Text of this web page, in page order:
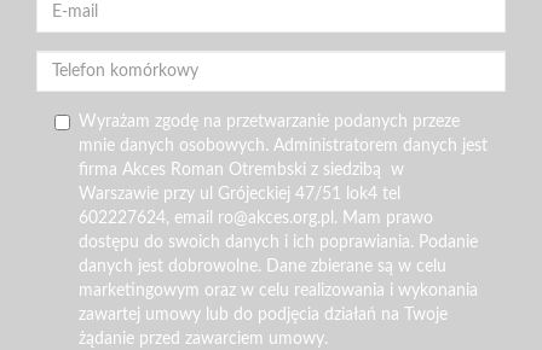
Wyrażam zgodę na przetwarzanie podanych przeze
mnie danych osobowych. Administratorem danych jest
firma Akces Roman Otrembski z siedzibą w
Warszawie przy ul Grójeckiej 47/51 lok4 tel
602227624, email ro@akces.org.pl. Mam prawo
dostępu do swoich danych i ich poprawiania. Podanie
danych jest dobrowolne. Dane zbierane są w celu
marketingowym oraz w celu realizowania i wykonania
zawartej umowy lub do podjęcia działań na Twoje
żądanie przed zawarciem umowy.